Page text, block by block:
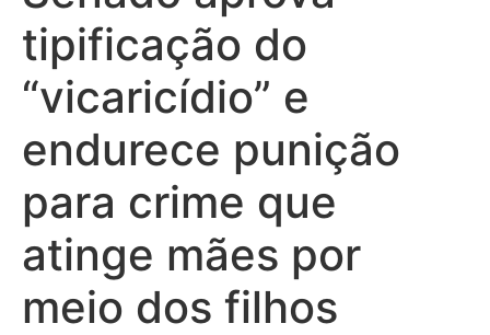
tipificação do
“vicaricídio” e
endurece punição
para crime que
atinge mães por
meio dos filhos